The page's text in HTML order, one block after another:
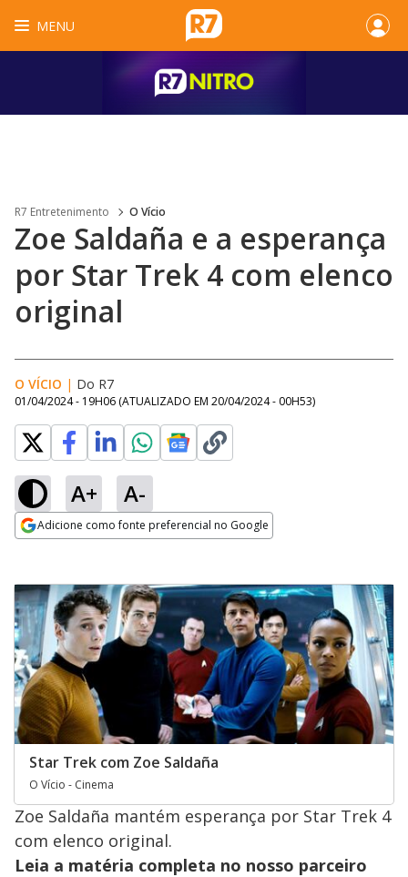
MENU
R7 Entretenimento O Vício
Zoe Saldaña e a esperança
por Star Trek 4 com elenco
original
O VÍCIO | Do R7
01/04/2024 - 19H06 (ATUALIZADO EM 20/04/2024 - 00H53)
A+ A-
Adicione como fonte preferencial no Google
Star Trek com Zoe Saldaña
O Vício - Cinema
Zoe Saldaña mantém esperança por Star Trek 4
com elenco original.
Leia a matéria completa no nosso parceiro